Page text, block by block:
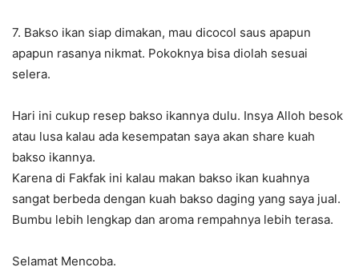
7. Bakso ikan siap dimakan, mau dicocol saus apapun
apapun rasanya nikmat. Pokoknya bisa diolah sesuai
selera.
Hari ini cukup resep bakso ikannya dulu. Insya Alloh besok
atau lusa kalau ada kesempatan saya akan share kuah
bakso ikannya.
Karena di Fakfak ini kalau makan bakso ikan kuahnya
sangat berbeda dengan kuah bakso daging yang saya jual.
Bumbu lebih lengkap dan aroma rempahnya lebih terasa.
Selamat Mencoba.